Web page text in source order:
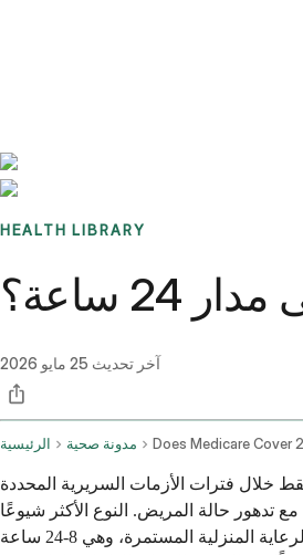
HEALTH LIBRARY
ساعة؟
آخر تحديث 25 مايو 2026
الرئيسية مدونة صحية Does Medicare Cover
نكون في هذه الأزمة؟” نعم، ولكن فقط خلال فترات الأزمات السريرية المحددة
تدهور حالة المريض. النوع الأكثر شيوعًا
للرعاية المنزلية هو الرعاية المنزلية الروتينية، والتي تمثل حوالي 99٪ من جميع أيام رعاية المسنين في جميع أنحاء البلاد. يتلقى حوالي 11٪ من مرضى رعاية المسنين الرعاية المنزلية المستمرة، وهي 8-24 ساعة